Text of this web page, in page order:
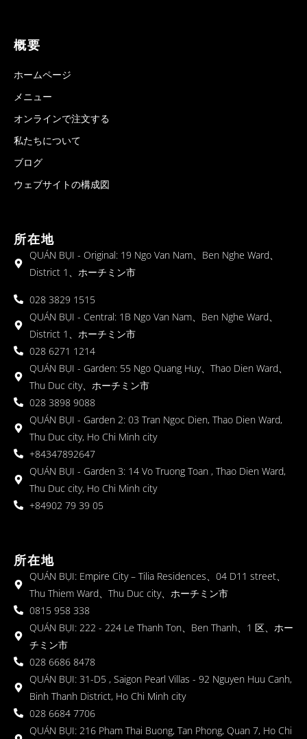
概要
ホームページ
メニュー
オンラインで注文する
私たちについて
ブログ
ウェブサイトの構成図
所在地
QUÁN BỤI - Original: 19 Ngo Van Nam、Ben Nghe Ward、
District 1、ホーチミン市
028 3829 1515
QUÁN BỤI - Central: 1B Ngo Van Nam、Ben Nghe Ward、
District 1、ホーチミン市
028 6271 1214
QUÁN BỤI - Garden: 55 Ngo Quang Huy、Thao Dien Ward、
Thu Duc city、ホーチミン市
028 3898 9088
QUÁN BỤI - Garden 2: 03 Tran Ngoc Dien, Thao Dien Ward,
Thu Duc city, Ho Chi Minh city
+84347892647
QUÁN BỤI - Garden 3: 14 Vo Truong Toan , Thao Dien Ward,
Thu Duc city, Ho Chi Minh city
+84902 79 39 05
所在地
QUÁN BỤI: Empire City – Tilia Residences、04 D11 street、
Thu Thiem Ward、Thu Duc city、ホーチミン市
0815 958 338
QUÁN BỤI: 222 - 224 Le Thanh Ton、Ben Thanh、1 区、ホー
チミン市
028 6686 8478
QUÁN BỤI: 31-D5 , Saigon Pearl Villas - 92 Nguyen Huu Canh,
Binh Thanh District, Ho Chi Minh city
028 6684 7706
QUÁN BỤI: 216 Pham Thai Buong, Tan Phong, Quan 7, Ho Chi